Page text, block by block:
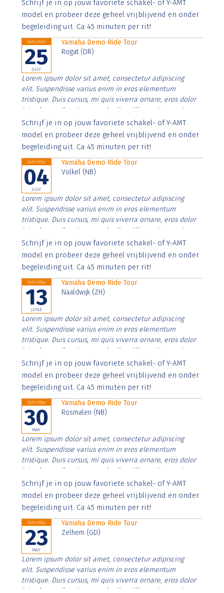
imperdiet. Nunc ut sem vitae risus tristique posuere.
Schrijf je in op jouw favoriete schakel- of Y-AMT
model en probeer deze geheel vrijblijvend en onder
begeleiding uit. Ca 45 minuten per rit!
Saturday
25
JULY
Yamaha Demo Ride Tour
Rogat (DR)
Lorem ipsum dolor sit amet, consectetur adipiscing
elit. Suspendisse varius enim in eros elementum
tristique. Duis cursus, mi quis viverra ornare, eros dolor
interdum nulla, ut commodo diam libero vitae erat.
Aenean faucibus nibh et justo cursus id rutrum lorem
imperdiet. Nunc ut sem vitae risus tristique posuere.
Schrijf je in op jouw favoriete schakel- of Y-AMT
model en probeer deze geheel vrijblijvend en onder
begeleiding uit. Ca 45 minuten per rit!
Saturday
04
JULY
Yamaha Demo Ride Tour
Volkel (NB)
Lorem ipsum dolor sit amet, consectetur adipiscing
elit. Suspendisse varius enim in eros elementum
tristique. Duis cursus, mi quis viverra ornare, eros dolor
interdum nulla, ut commodo diam libero vitae erat.
Aenean faucibus nibh et justo cursus id rutrum lorem
imperdiet. Nunc ut sem vitae risus tristique posuere.
Schrijf je in op jouw favoriete schakel- of Y-AMT
model en probeer deze geheel vrijblijvend en onder
begeleiding uit. Ca 45 minuten per rit!
Saturday
13
JUNE
Yamaha Demo Ride Tour
Naaldwijk (ZH)
Lorem ipsum dolor sit amet, consectetur adipiscing
elit. Suspendisse varius enim in eros elementum
tristique. Duis cursus, mi quis viverra ornare, eros dolor
interdum nulla, ut commodo diam libero vitae erat.
Aenean faucibus nibh et justo cursus id rutrum lorem
imperdiet. Nunc ut sem vitae risus tristique posuere.
Schrijf je in op jouw favoriete schakel- of Y-AMT
model en probeer deze geheel vrijblijvend en onder
begeleiding uit. Ca 45 minuten per rit!
Saturday
30
MAY
Yamaha Demo Ride Tour
Rosmalen (NB)
Lorem ipsum dolor sit amet, consectetur adipiscing
elit. Suspendisse varius enim in eros elementum
tristique. Duis cursus, mi quis viverra ornare, eros dolor
interdum nulla, ut commodo diam libero vitae erat.
Aenean faucibus nibh et justo cursus id rutrum lorem
imperdiet. Nunc ut sem vitae risus tristique posuere.
Schrijf je in op jouw favoriete schakel- of Y-AMT
model en probeer deze geheel vrijblijvend en onder
begeleiding uit. Ca 45 minuten per rit!
Saturday
23
MAY
Yamaha Demo Ride Tour
Zelhem (GD)
Lorem ipsum dolor sit amet, consectetur adipiscing
elit. Suspendisse varius enim in eros elementum
tristique. Duis cursus, mi quis viverra ornare, eros dolor
interdum nulla, ut commodo diam libero vitae erat.